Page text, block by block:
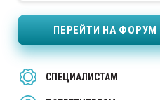
ПЕРЕЙТИ НА ФОРУМ
СПЕЦИАЛИСТАМ